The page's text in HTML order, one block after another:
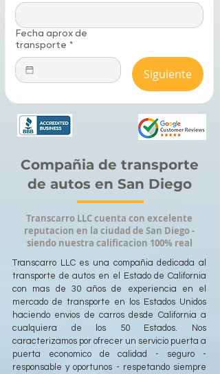
Fecha aprox de
transporte *
Siguiente
Compañia de transporte
de autos en San Diego
Transcarro LLC cuenta con excelente
reputacion en la ciudad de San Diego -
siendo nuestra calificacion 100% real
Transcarro LLC es una compañia dedicada al
transporte de autos en el Estado de California
con mas de 30 años de experiencia en el
mercado de transporte en los Estados Unidos
haciendo envios de carros desde California a
cualquiera de los 50 Estados. Nos
caracterizamos por ofrecer un servicio puerta a
puerta economico de calidad - seguro -
responsable y oportunos - respetando siempre